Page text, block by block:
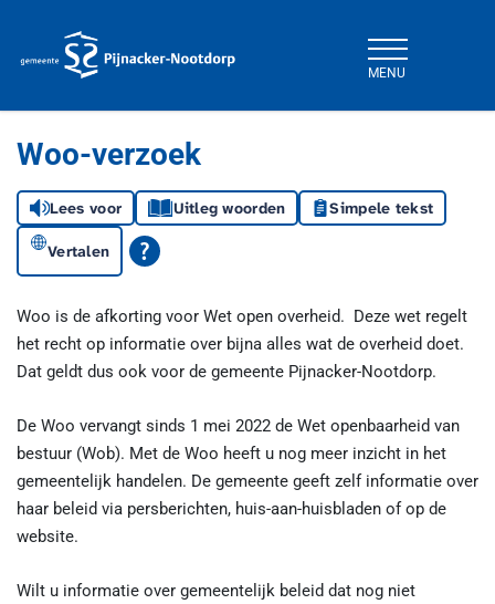
MENU
Woo-verzoek
Lees voor Uitleg woorden Simpele tekst
Vertalen
Woo is de afkorting voor Wet open overheid. Deze wet regelt
het recht op informatie over bijna alles wat de overheid doet.
Dat geldt dus ook voor de gemeente Pijnacker-Nootdorp.
De Woo vervangt sinds 1 mei 2022 de Wet openbaarheid van
bestuur (Wob). Met de Woo heeft u nog meer inzicht in het
gemeentelijk handelen. De gemeente geeft zelf informatie over
haar beleid via persberichten, huis-aan-huisbladen of op de
website.
Wilt u informatie over gemeentelijk beleid dat nog niet